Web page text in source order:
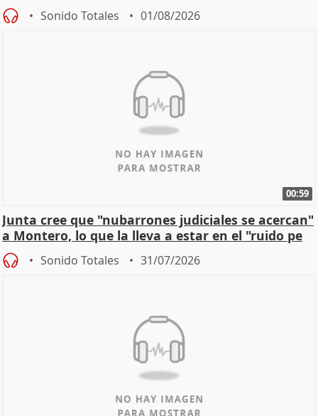
Sonido Totales 01/08/2026
00:59
Junta cree que "nubarrones judiciales se acercan"
a Montero, lo que la lleva a estar en el "ruido pe
Sonido Totales 31/07/2026